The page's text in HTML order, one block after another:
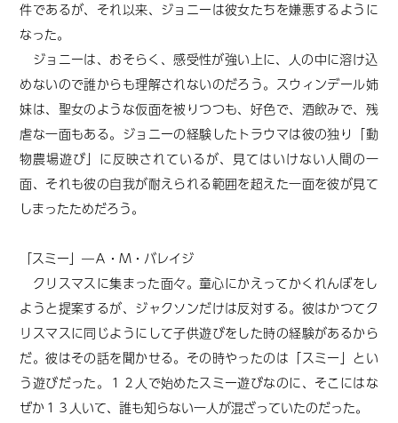
件であるが、それ以来、ジョニーは彼女たちを嫌悪するように
なった。
ジョニーは、おそらく、感受性が強い上に、人の中に溶け込
めないので誰からも理解されないのだろう。スウィンデール姉
妹は、聖女のような仮面を被りつつも、好色で、酒飲みで、残
虐な一面もある。ジョニーの経験したトラウマは彼の独り「動
物農場遊び」に反映されているが、見てはいけない人間の一
面、それも彼の自我が耐えられる範囲を超えた一面を彼が見て
しまったためだろう。
「スミー」―Ａ・Ｍ・バレイジ
クリスマスに集まった面々。童心にかえってかくれんぼをし
ようと提案するが、ジャクソンだけは反対する。彼はかつてク
リスマスに同じようにして子供遊びをした時の経験があるから
だ。彼はその話を聞かせる。その時やったのは「スミー」とい
う遊びだった。１２人で始めたスミー遊びなのに、そこにはな
ぜか１３人いて、誰も知らない一人が混ざっていたのだった。